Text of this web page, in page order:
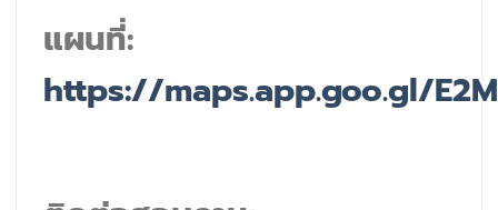
แผนที่:
https://maps.app.goo.gl/